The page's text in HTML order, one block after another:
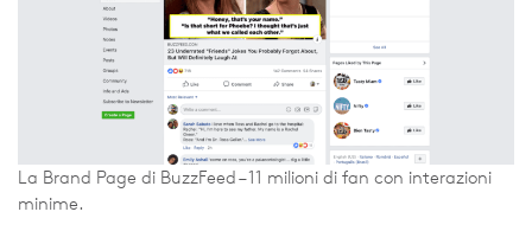
La Brand Page di BuzzFeed – 11 milioni di fan con interazioni
minime.